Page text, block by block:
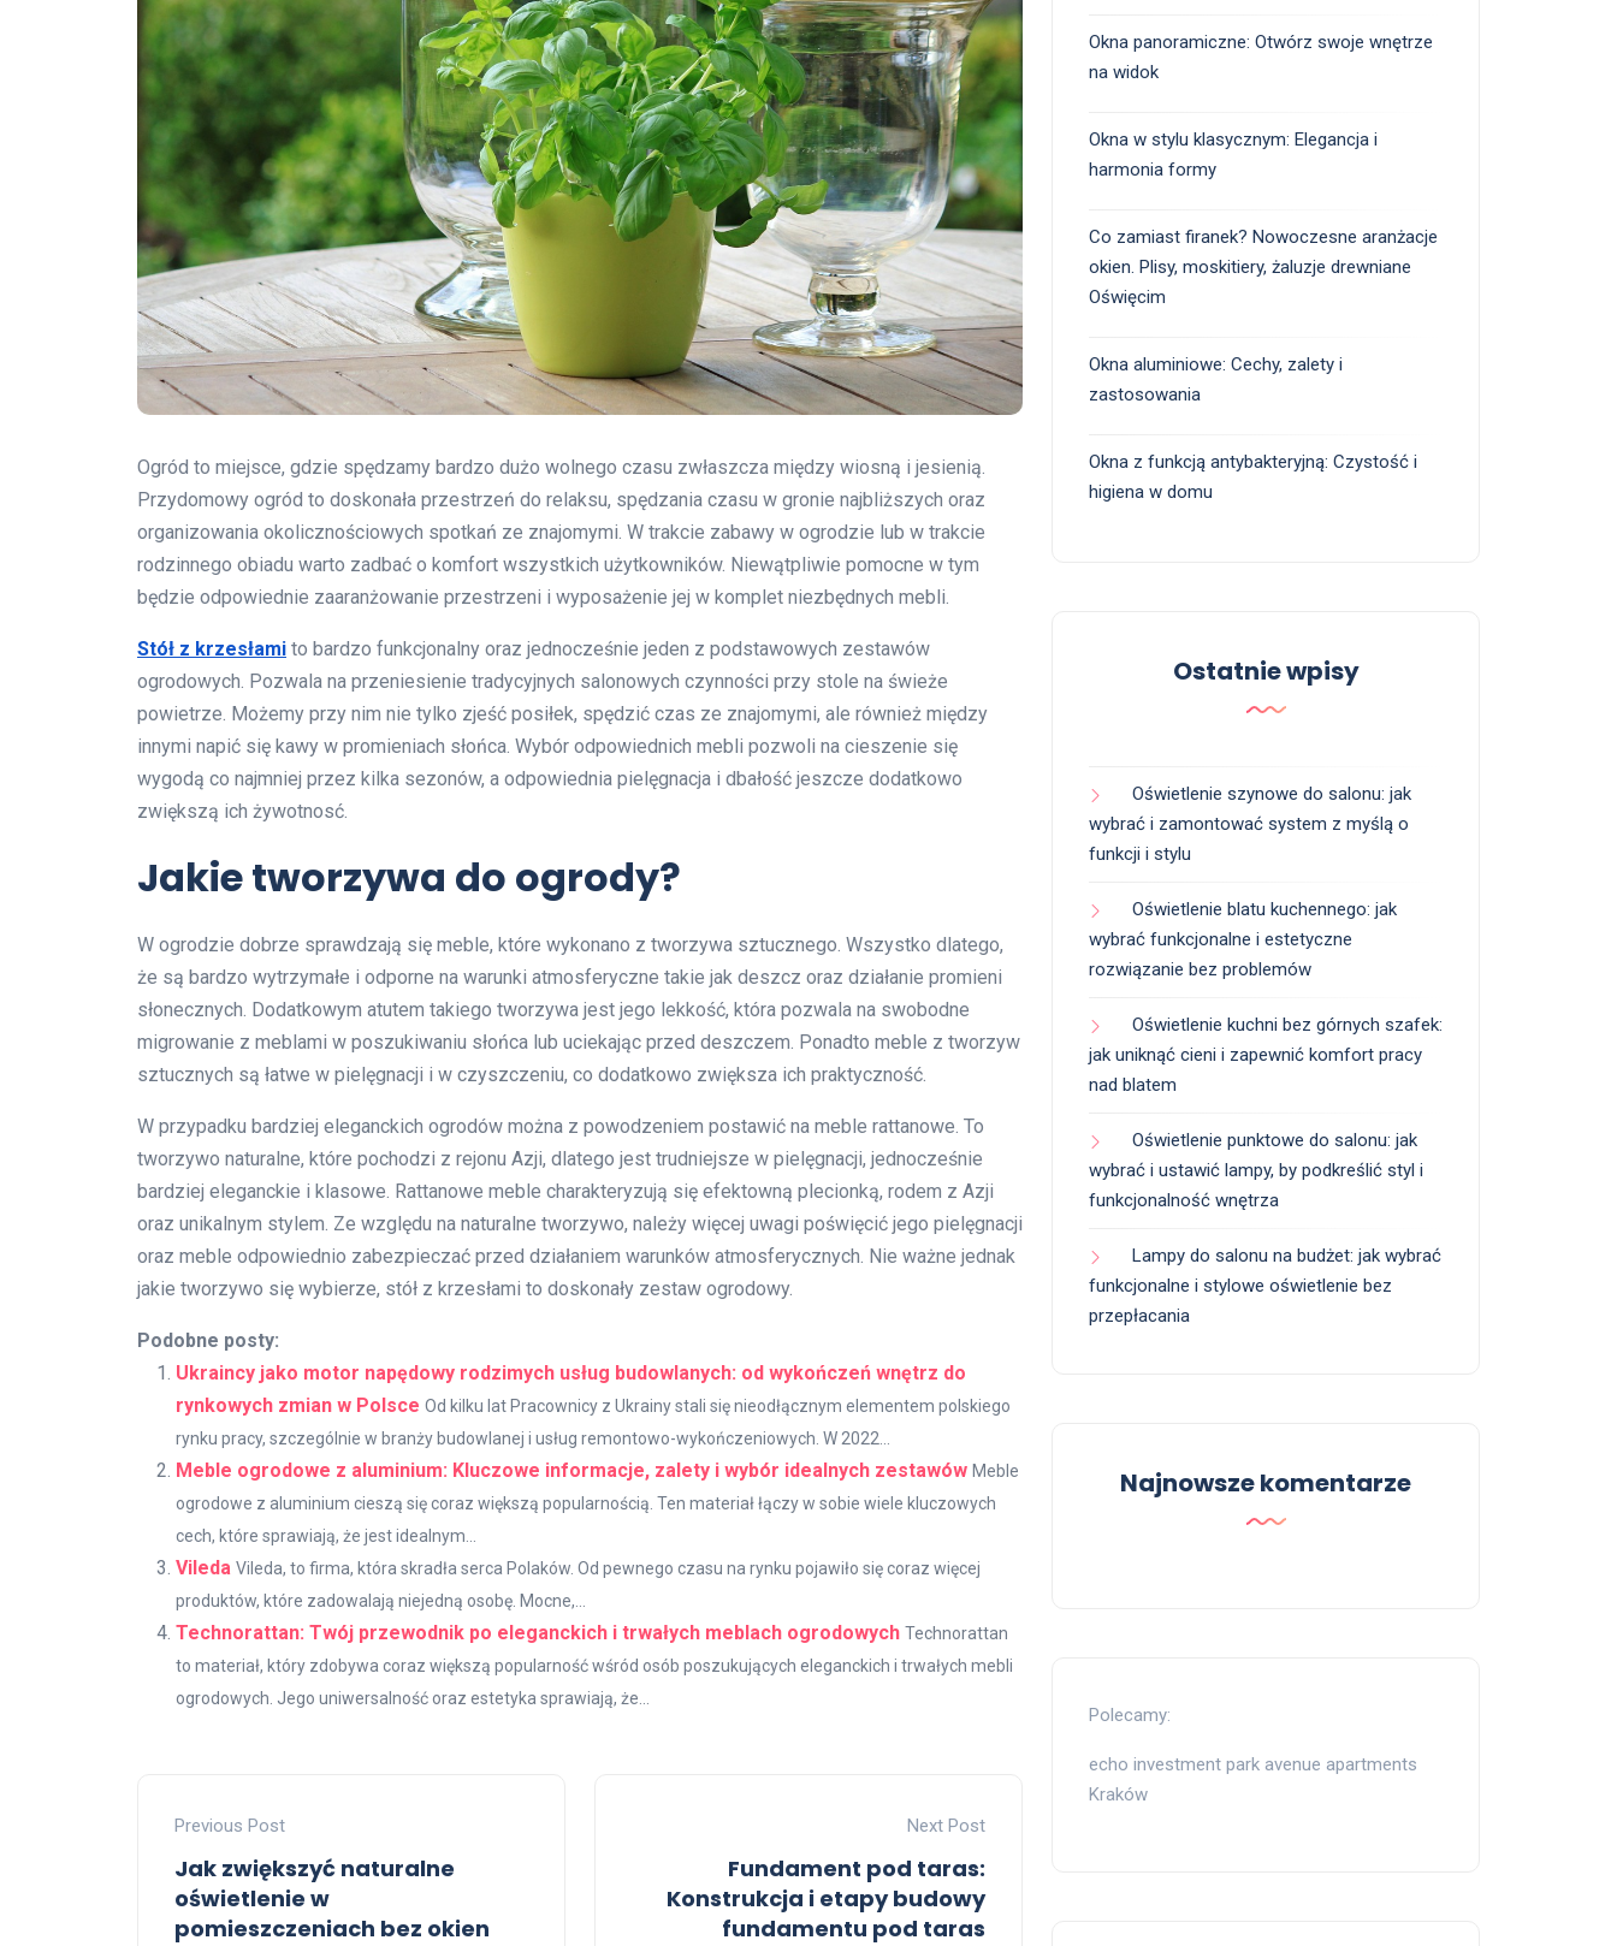
Ogród to miejsce, gdzie spędzamy bardzo dużo wolnego czasu zwłaszcza między wiosną i jesienią.
Przydomowy ogród to doskonała przestrzeń do relaksu, spędzania czasu w gronie najbliższych oraz
organizowania okolicznościowych spotkań ze znajomymi. W trakcie zabawy w ogrodzie lub w trakcie
rodzinnego obiadu warto zadbać o komfort wszystkich użytkowników. Niewątpliwie pomocne w tym
będzie odpowiednie zaaranżowanie przestrzeni i wyposażenie jej w komplet niezbędnych mebli.
Stół z krzesłami to bardzo funkcjonalny oraz jednocześnie jeden z podstawowych zestawów
ogrodowych. Pozwala na przeniesienie tradycyjnych salonowych czynności przy stole na świeże
powietrze. Możemy przy nim nie tylko zjeść posiłek, spędzić czas ze znajomymi, ale również między
innymi napić się kawy w promieniach słońca. Wybór odpowiednich mebli pozwoli na cieszenie się
wygodą co najmniej przez kilka sezonów, a odpowiednia pielęgnacja i dbałość jeszcze dodatkowo
zwiększą ich żywotnosć.
Jakie tworzywa do ogrody?
W ogrodzie dobrze sprawdzają się meble, które wykonano z tworzywa sztucznego. Wszystko dlatego,
że są bardzo wytrzymałe i odporne na warunki atmosferyczne takie jak deszcz oraz działanie promieni
słonecznych. Dodatkowym atutem takiego tworzywa jest jego lekkość, która pozwala na swobodne
migrowanie z meblami w poszukiwaniu słońca lub uciekając przed deszczem. Ponadto meble z tworzyw
sztucznych są łatwe w pielęgnacji i w czyszczeniu, co dodatkowo zwiększa ich praktyczność.
W przypadku bardziej eleganckich ogrodów można z powodzeniem postawić na meble rattanowe. To
tworzywo naturalne, które pochodzi z rejonu Azji, dlatego jest trudniejsze w pielęgnacji, jednocześnie
bardziej eleganckie i klasowe. Rattanowe meble charakteryzują się efektowną plecionką, rodem z Azji
oraz unikalnym stylem. Ze względu na naturalne tworzywo, należy więcej uwagi poświęcić jego pielęgnacji
oraz meble odpowiednio zabezpieczać przed działaniem warunków atmosferycznych. Nie ważne jednak
jakie tworzywo się wybierze, stół z krzesłami to doskonały zestaw ogrodowy.
Podobne posty:
Ukraincy jako motor napędowy rodzimych usług budowlanych: od wykończeń wnętrz do
rynkowych zmian w Polsce Od kilku lat Pracownicy z Ukrainy stali się nieodłącznym elementem polskiego
rynku pracy, szczególnie w branży budowlanej i usług remontowo-wykończeniowych. W 2022...
Meble ogrodowe z aluminium: Kluczowe informacje, zalety i wybór idealnych zestawów Meble
ogrodowe z aluminium cieszą się coraz większą popularnością. Ten materiał łączy w sobie wiele kluczowych
cech, które sprawiają, że jest idealnym...
Vileda Vileda, to firma, która skradła serca Polaków. Od pewnego czasu na rynku pojawiło się coraz więcej
produktów, które zadowalają niejedną osobę. Mocne,...
Technorattan: Twój przewodnik po eleganckich i trwałych meblach ogrodowych Technorattan
to materiał, który zdobywa coraz większą popularność wśród osób poszukujących eleganckich i trwałych mebli
ogrodowych. Jego uniwersalność oraz estetyka sprawiają, że...
Previous Post
Jak zwiększyć naturalne
oświetlenie w
pomieszczeniach bez okien
Next Post
Fundament pod taras:
Konstrukcja i etapy budowy
fundamentu pod taras
Okna panoramiczne: Otwórz swoje wnętrze
na widok
Okna w stylu klasycznym: Elegancja i
harmonia formy
Co zamiast firanek? Nowoczesne aranżacje
okien. Plisy, moskitiery, żaluzje drewniane
Oświęcim
Okna aluminiowe: Cechy, zalety i
zastosowania
Okna z funkcją antybakteryjną: Czystość i
higiena w domu
Ostatnie wpisy
Oświetlenie szynowe do salonu: jak
wybrać i zamontować system z myślą o
funkcji i stylu
Oświetlenie blatu kuchennego: jak
wybrać funkcjonalne i estetyczne
rozwiązanie bez problemów
Oświetlenie kuchni bez górnych szafek:
jak uniknąć cieni i zapewnić komfort pracy
nad blatem
Oświetlenie punktowe do salonu: jak
wybrać i ustawić lampy, by podkreślić styl i
funkcjonalność wnętrza
Lampy do salonu na budżet: jak wybrać
funkcjonalne i stylowe oświetlenie bez
przepłacania
Najnowsze komentarze
Polecamy:
echo investment park avenue apartments
Kraków